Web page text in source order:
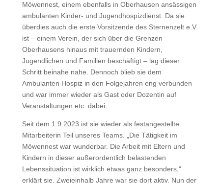
Möwennest, einem ebenfalls in Oberhausen ansässigen
ambulanten Kinder- und Jugendhospizdienst. Da sie
überdies auch die erste Vorsitzende des Sternenzelt e.V.
ist – einem Verein, der sich über die Grenzen
Oberhausens hinaus mit trauernden Kindern,
Jugendlichen und Familien beschäftigt – lag dieser
Schritt beinahe nahe. Dennoch blieb sie dem
Ambulanten Hospiz in den Folgejahren eng verbunden
und war immer wieder als Gast oder Dozentin auf
Veranstaltungen etc. dabei.
Seit dem 1.9.2023 ist sie wieder als festangestellte
Mitarbeiterin Teil unseres Teams. „Die Tätigkeit im
Möwennest war wunderbar. Die Arbeit mit Eltern und
Kindern in dieser außerordentlich belastenden
Lebenssituation ist wirklich etwas ganz besonders,“
erklärt sie. Zweieinhalb Jahre war sie dort aktiv. Nun der